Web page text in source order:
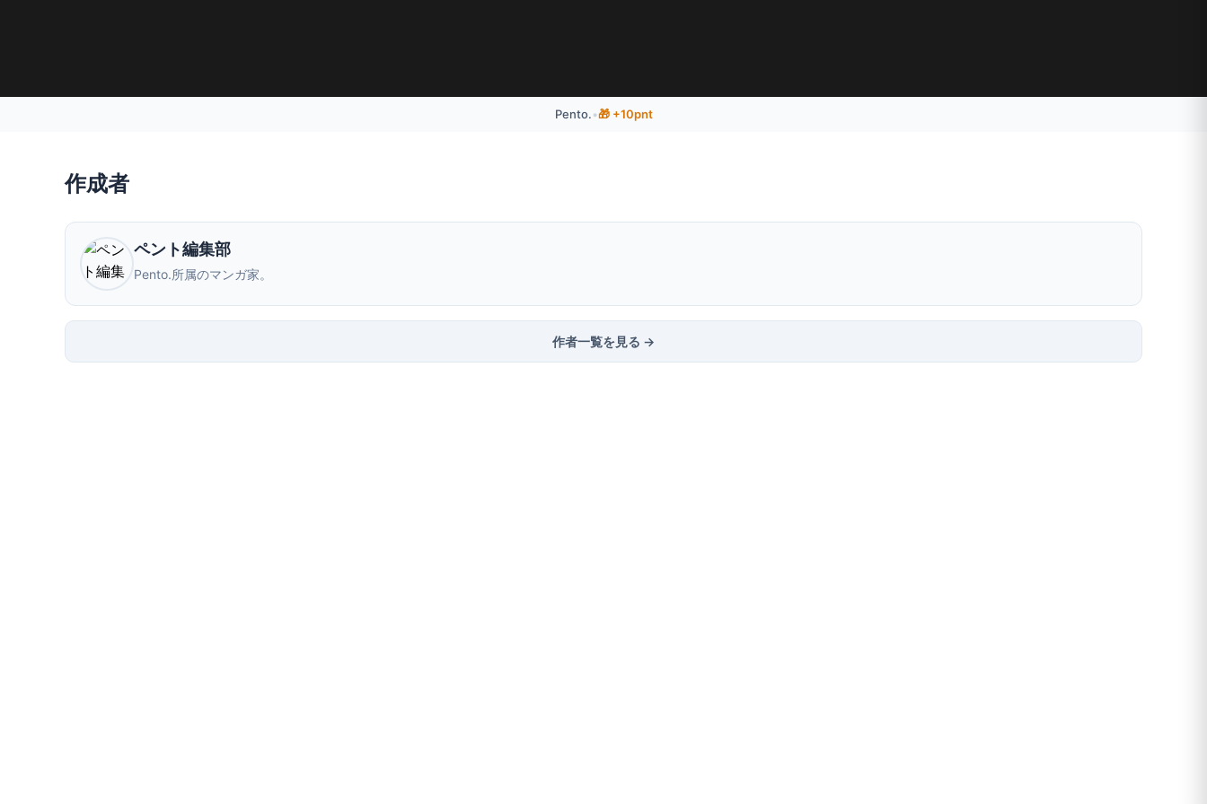
Pento.•🎁 +10pnt
作成者
ペント編集部
Pento.所属のマンガ家。
作者一覧を見る →